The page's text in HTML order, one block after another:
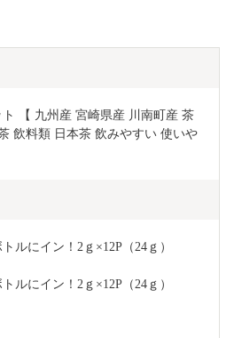
ト 【 九州産 宮崎県産 川南町産 茶
飲料類 日本茶 飲みやすい 使いや
ルにイン！2ｇ×12P（24ｇ）
ルにイン！2ｇ×12P（24ｇ）